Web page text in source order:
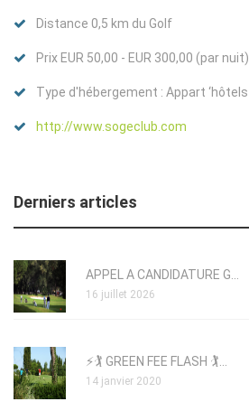
Distance 0,5 km du Golf
Prix EUR 50,00 - EUR 300,00 (par nuit)
Type d'hébergement : Appart ‘hôtels
http://www.sogeclub.com
Derniers articles
APPEL A CANDIDATURE G...
16 juillet 2026
⚡🏌️ GREEN FEE FLASH 🏌️...
14 janvier 2020